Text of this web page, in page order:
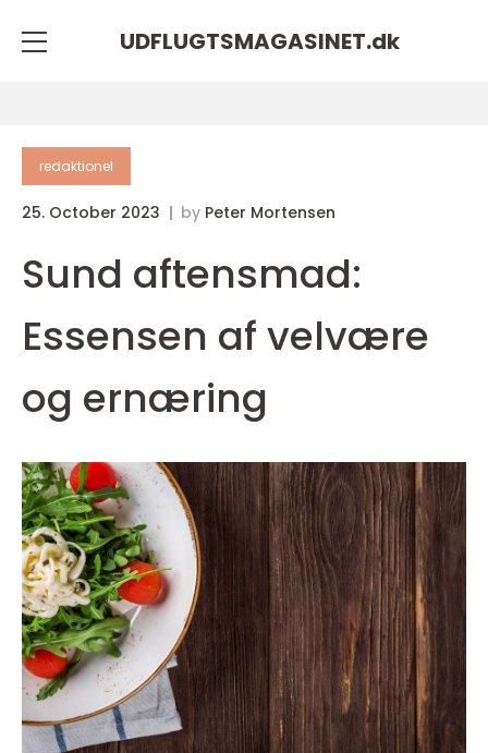
UDFLUGTSMAGASINET.dk
redaktionel
25. October 2023 by Peter Mortensen
Sund aftensmad:
Essensen af velvære
og ernæring